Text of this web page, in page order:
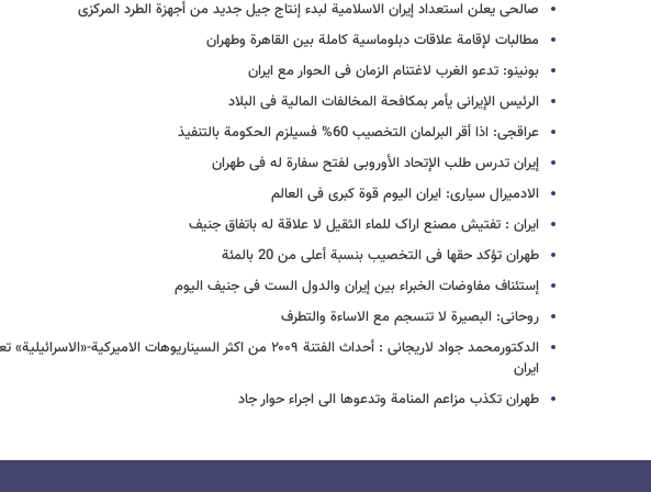
صالحی یعلن استعداد إیران الاسلامیة لبدء إنتاج جیل جدید من أجهزة الطرد المرکزی
مطالبات لإقامة علاقات دبلوماسیة کاملة بین القاهرة وطهران
بونینو: تدعو الغرب لاغتنام الزمان فی الحوار مع ایران
الرئیس الإیرانی یأمر بمکافحة المخالفات المالیة فی البلاد
عراقجی: اذا أقر البرلمان التخصیب 60% فسیلزم الحکومة بالتنفیذ
إیران تدرس طلب الإتحاد الأوروبی لفتح سفارة له فی طهران
الادمیرال سیاری: ایران الیوم قوة کبرى فی العالم
ایران : تفتیش مصنع اراک للماء الثقیل لا علاقة له باتفاق جنیف
طهران تؤکد حقها فی التخصیب بنسبة أعلى من 20 بالمئة
إستئناف مفاوضات الخبراء بین إیران والدول الست فی جنیف الیوم
روحانی: البصیرة لا تنسجم مع الاساءة والتطرف
الدکتورمحمد جواد لاریجانی : أحداث الفتنة ۲۰۰۹ من اکثر السیناریوهات الامیرکیة-
ایران
طهران تکذب مزاعم المنامة وتدعوها الى اجراء حوار جاد